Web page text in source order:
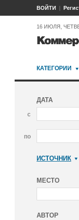
ВОЙТИ
16 ИЮЛЯ,
КАТЕГОРИИ
ДАТА
с
по
ИСТОЧНИК
МЕСТО
АВТОР